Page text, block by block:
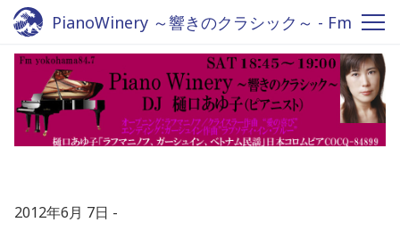
PianoWinery ～響きのクラシック～ - Fm
yokohama 84.7
2012年6月 7日